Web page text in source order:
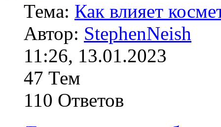
Тема: Как влияет
Автор: StephenNeish
11:26, 13.01.2023
47 Тем
110 Ответов